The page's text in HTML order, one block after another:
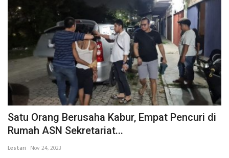
Satu Orang Berusaha Kabur, Empat Pencuri di
Rumah ASN Sekretariat...
Lestari Nov 24, 2023